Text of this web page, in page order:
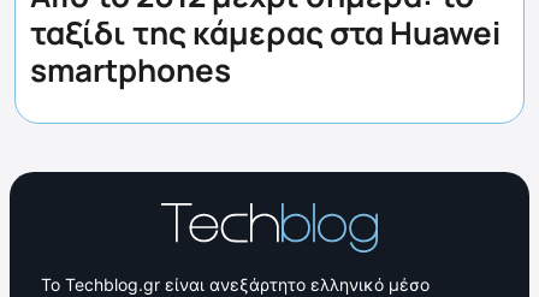
ταξίδι της κάμερας στα Huawei
smartphones
Το Techblog.gr είναι ανεξάρτητο ελληνικό μέσο